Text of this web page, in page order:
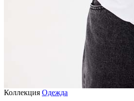
Коллекция Одежда